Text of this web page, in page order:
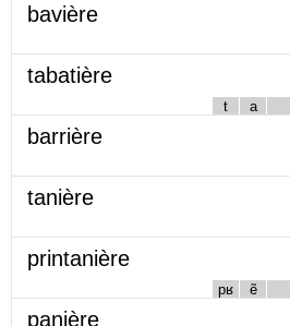
bavière
tabatière
t a
barrière
tanière
printanière
pʁ ẽ
panière